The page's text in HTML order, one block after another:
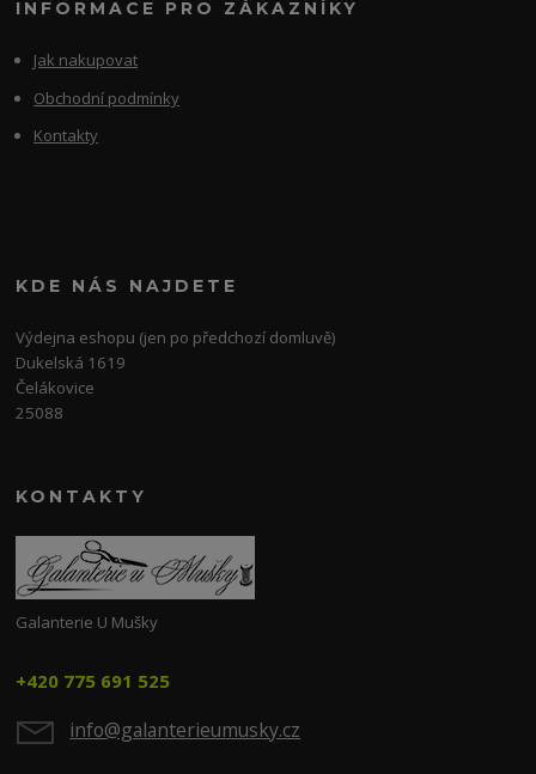
INFORMACE PRO ZÁKAZNÍKY
Jak nakupovat
Obchodní podmínky
Kontakty
KDE NÁS NAJDETE
Výdejna eshopu (jen po předchozí domluvě)
Dukelská 1619
Čelákovice
25088
KONTAKTY
Galanterie U Mušky
+420 775 691 525
info@galanterieumusky.cz